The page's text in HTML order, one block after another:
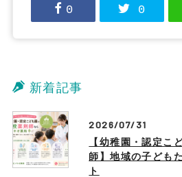
0 0
新着記事
2026/07/31
【幼稚園・認定こ
師】地域の子ども
ト